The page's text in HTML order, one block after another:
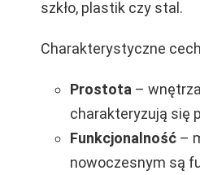
szkło, plastik czy stal.
Charakterystyczne
Prostota –
charakteryzują się
Funkcjonalność –
nowoczesnym są